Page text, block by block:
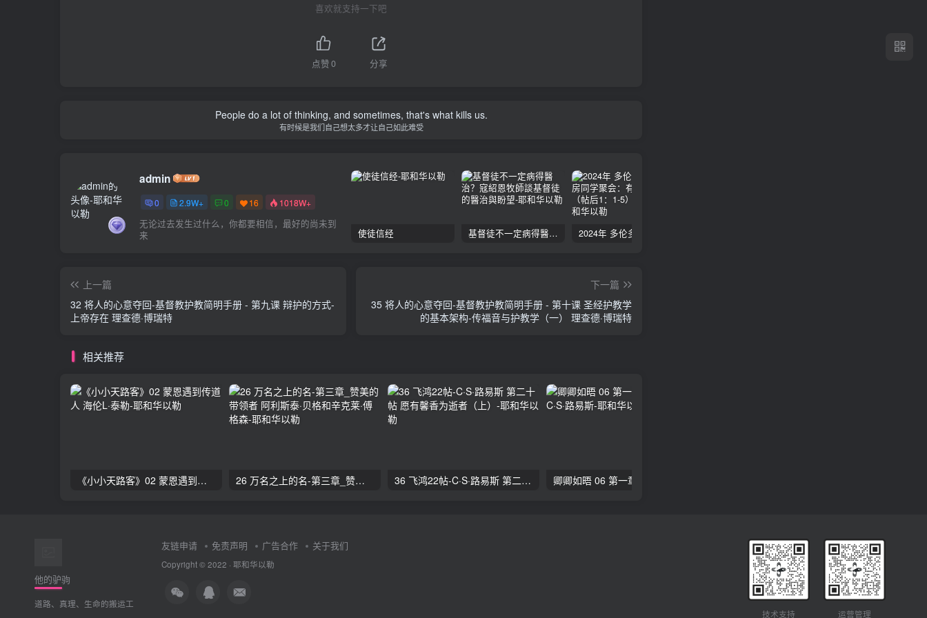
喜欢就支持一下吧
点赞0 分享
People do a lot of thinking, and sometimes, that's what kills us.
有时候是我们自己想太多才让自己如此难受
admin
0 2.9W+ 0 16 1018W+
无论过去发生过什么，你都要相信，最好的尚未到
来
使徒信经 基督徒不一定病得醫治？寇紹恩牧師談基督徒的醫治與盼望
上一篇
32 将人的心意夺回-基督教护教简明手册 - 第九课 辩护的方式-
上帝存在 理查德·博瑞特
下一篇
35 将人的心意夺回-基督教护教简明手册 - 第十课 圣经护教学
的基本架构-传福音与护教学（一） 理查德·博瑞特
相关推荐
《小小天路客》02 蒙恩遇到传道人 海伦L·泰勒 26 万名之上的名-第三章_赞美的带领者 阿利斯泰·贝格和辛克莱·傅格森 36 飞鸿22帖-C·S·路易斯 第二十帖 愿有馨香为逝者（上）
他的驴驹
道路、真理、生命的搬运工
友链申请 免责声明 广告合作 关于我们
Copyright © 2022 · 耶和华以勒
技术支持 运营管理